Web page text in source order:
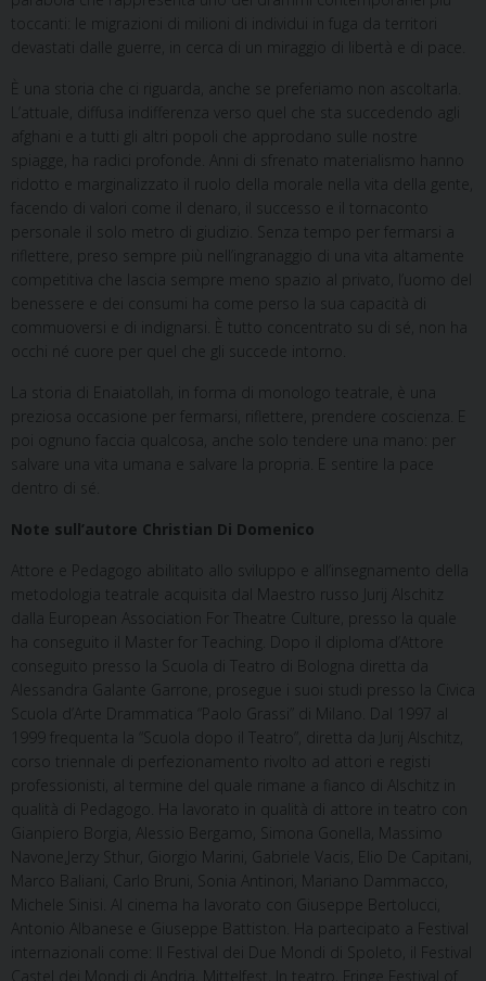
toccanti: le migrazioni di milioni di individui in fuga da territori
devastati dalle guerre, in cerca di un miraggio di libertà e di pace.
È una storia che ci riguarda, anche se preferiamo non ascoltarla.
L’attuale, diffusa indifferenza verso quel che sta succedendo agli
afghani e a tutti gli altri popoli che approdano sulle nostre
spiagge, ha radici profonde. Anni di sfrenato materialismo hanno
ridotto e marginalizzato il ruolo della morale nella vita della gente,
facendo di valori come il denaro, il successo e il tornaconto
personale il solo metro di giudizio. Senza tempo per fermarsi a
riflettere, preso sempre più nell’ingranaggio di una vita altamente
competitiva che lascia sempre meno spazio al privato, l’uomo del
benessere e dei consumi ha come perso la sua capacità di
commuoversi e di indignarsi. È tutto concentrato su di sé, non ha
occhi né cuore per quel che gli succede intorno.
La storia di Enaiatollah, in forma di monologo teatrale, è una
preziosa occasione per fermarsi, riflettere, prendere coscienza. E
poi ognuno faccia qualcosa, anche solo tendere una mano: per
salvare una vita umana e salvare la propria. E sentire la pace
dentro di sé.
Note sull’autore Christian Di Domenico
Attore e Pedagogo abilitato allo sviluppo e all’insegnamento della
metodologia teatrale acquisita dal Maestro russo Jurij Alschitz
dalla European Association For Theatre Culture, presso la quale
ha conseguito il Master for Teaching. Dopo il diploma d’Attore
conseguito presso la Scuola di Teatro di Bologna diretta da
Alessandra Galante Garrone, prosegue i suoi studi presso la Civica
Scuola d’Arte Drammatica “Paolo Grassi” di Milano. Dal 1997 al
1999 frequenta la “Scuola dopo il Teatro”, diretta da Jurij Alschitz,
corso triennale di perfezionamento rivolto ad attori e registi
professionisti, al termine del quale rimane a fianco di Alschitz in
qualità di Pedagogo. Ha lavorato in qualità di attore in teatro con
Gianpiero Borgia, Alessio Bergamo, Simona Gonella, Massimo
Navone,Jerzy Sthur, Giorgio Marini, Gabriele Vacis, Elio De Capitani,
Marco Baliani, Carlo Bruni, Sonia Antinori, Mariano Dammacco,
Michele Sinisi. Al cinema ha lavorato con Giuseppe Bertolucci,
Antonio Albanese e Giuseppe Battiston. Ha partecipato a Festival
internazionali come: Il Festival dei Due Mondi di Spoleto, il Festival
Castel dei Mondi di Andria, Mittelfest, In teatro, Fringe Festival of